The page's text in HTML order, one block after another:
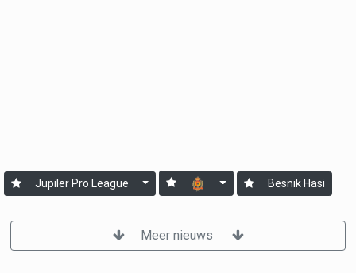
Jupiler Pro League Besnik Hasi
Meer nieuws